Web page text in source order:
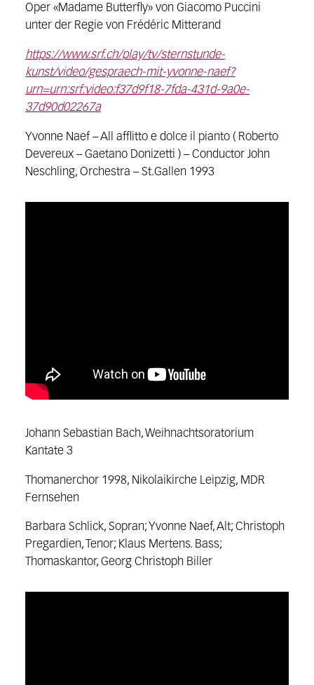
Oper «Madame Butterfly» von Giacomo Puccini
unter der Regie von Frédéric Mitterand
https://www.srf.ch/play/tv/sternstunde-
kunst/video/gespraech-mit-yvonne-naef?
urn=urn:srf:video:f37d9f18-7fda-431d-9a0e-
37d90d02267a
Yvonne Naef – All afflitto e dolce il pianto ( Roberto
Devereux – Gaetano Donizetti ) – Conductor John
Neschling, Orchestra – St.Gallen 1993
Johann Sebastian Bach, Weihnachtsoratorium
Kantate 3
Thomanerchor 1998, Nikolaikirche Leipzig, MDR
Fernsehen
Barbara Schlick, Sopran; Yvonne Naef, Alt; Christoph
Pregardien, Tenor; Klaus Mertens. Bass;
Thomaskantor, Georg Christoph Biller